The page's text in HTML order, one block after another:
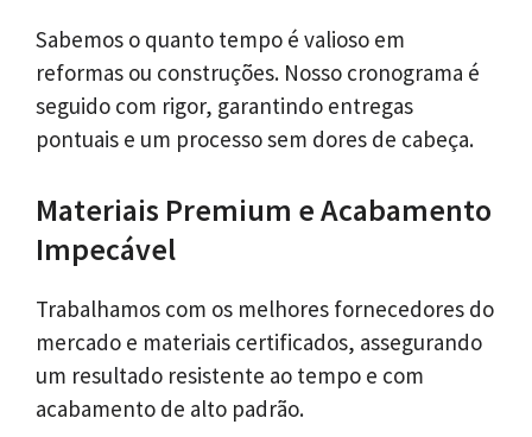
Sabemos o quanto tempo é valioso em
reformas ou construções. Nosso cronograma é
seguido com rigor, garantindo entregas
pontuais e um processo sem dores de cabeça.
Materiais Premium e Acabamento
Impecável
Trabalhamos com os melhores fornecedores do
mercado e materiais certificados, assegurando
um resultado resistente ao tempo e com
acabamento de alto padrão.